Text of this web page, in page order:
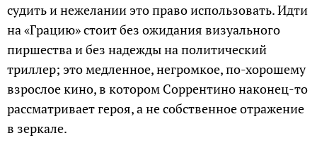
судить и нежелании это право использовать. Идти
на «Грацию» стоит без ожидания визуального
пиршества и без надежды на политический
триллер; это медленное, негромкое, по-хорошему
взрослое кино, в котором Соррентино наконец-то
рассматривает героя, а не собственное отражение
в зеркале.